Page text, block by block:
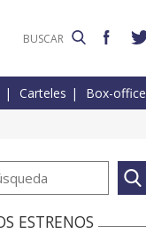
Carteles Box-office
ESTRENOS